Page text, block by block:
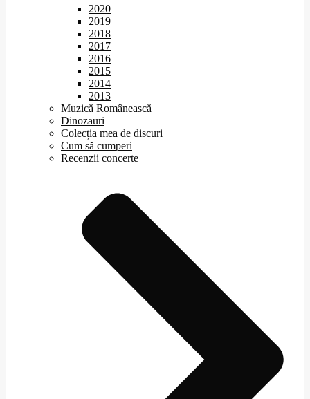
2020
2019
2018
2017
2016
2015
2014
2013
Muzică Românească
Dinozauri
Colecția mea de discuri
Cum să cumperi
Recenzii concerte